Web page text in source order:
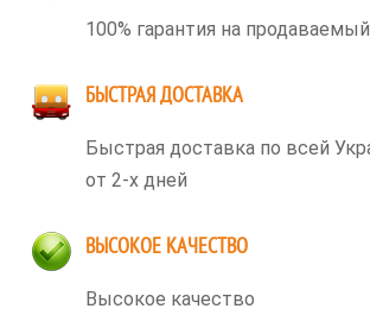
100% гарантия на
БЫСТРАЯ ДОСТАВКА
Быстрая доставка по всей
от 2-х дней
ВЫСОКОЕ КАЧЕСТВО
Высокое качество